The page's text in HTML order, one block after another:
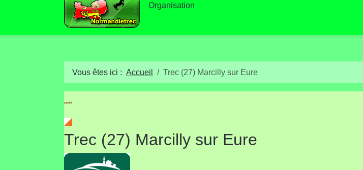
Organisation
Vous êtes ici : Accueil Trec (27) Marcilly sur Eure
Trec (27) Marcilly sur Eure